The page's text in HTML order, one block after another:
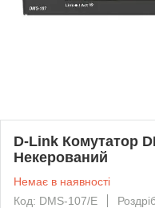
D-Link Комутатор
Некерований
Немає в наявності
Код: DMS-107/E